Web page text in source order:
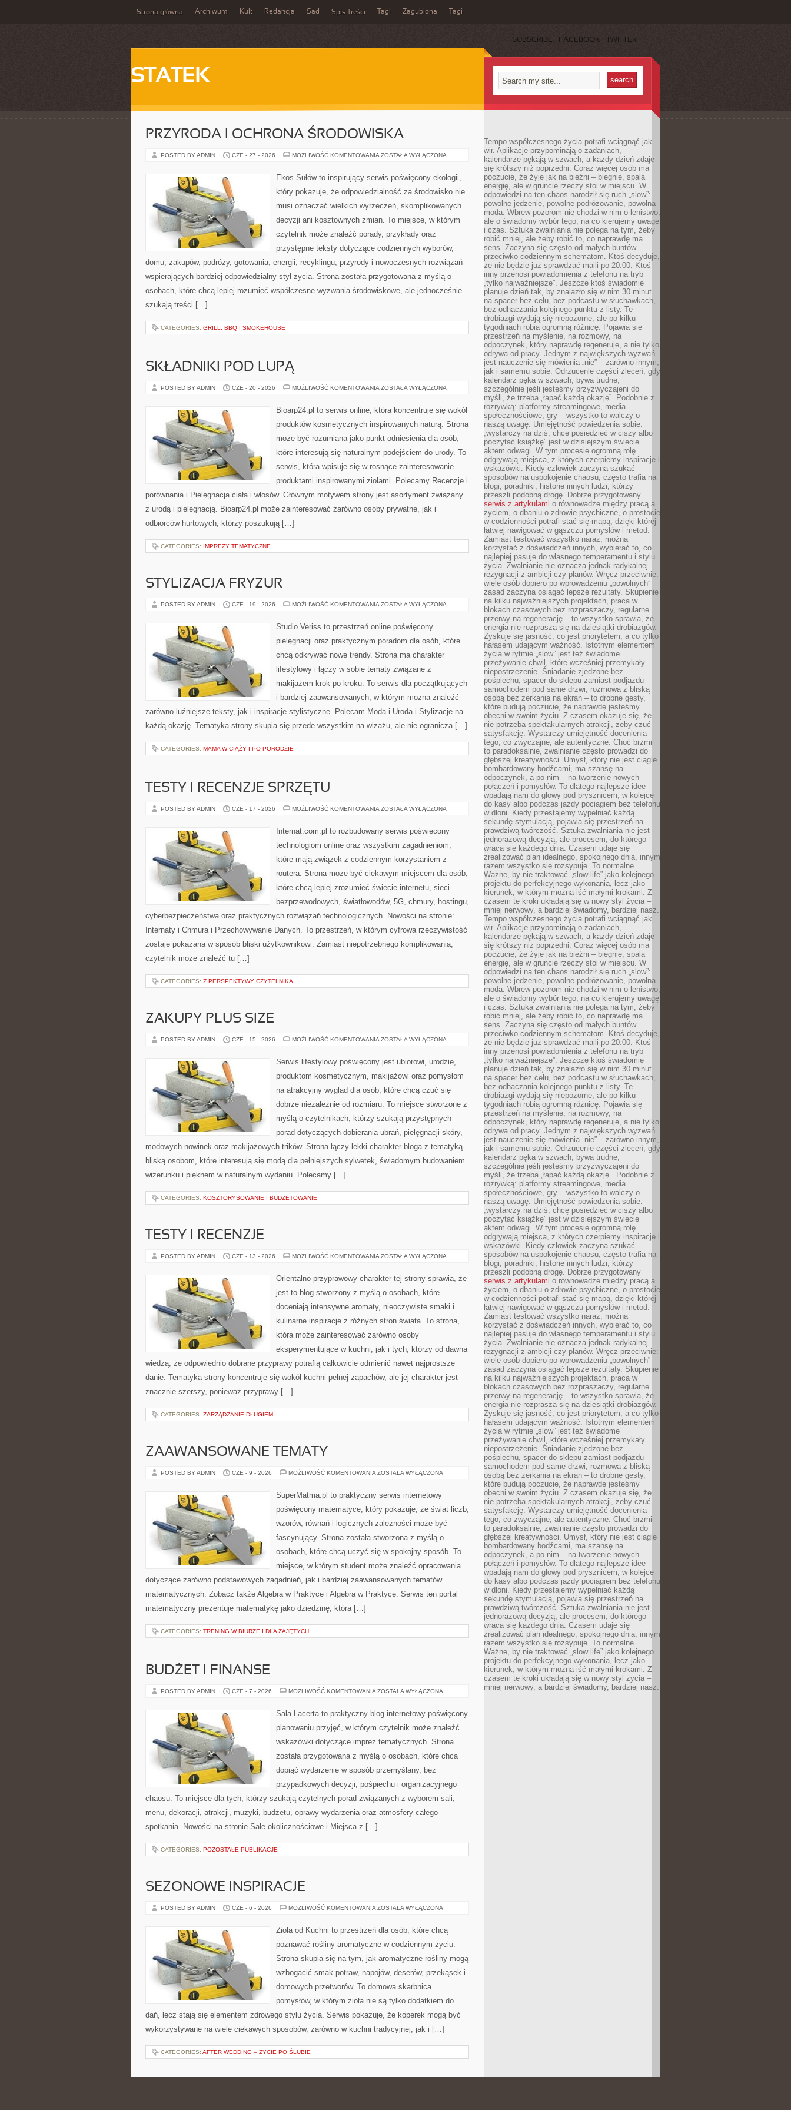
Strona główna Archiwum Kult Redakcja Sad Spis Treści Tagi Zagubiona Tagi
SUBSCRIBE FACEBOOK TWITTER
STATEK
PRZYRODA I OCHRONA ŚRODOWISKA
POSTED BY ADMIN CZE - 27 - 2026 MOŻLIWOŚĆ KOMENTOWANIA PRZYRODA
ŚRODOWISKA
ZOSTAŁA WYŁĄCZONA
Ekos-Sułów to inspirujący serwis poświęcony ekologii,
który pokazuje, że odpowiedzialność za środowisko nie
musi oznaczać wielkich wyrzeczeń, skomplikowanych
decyzji ani kosztownych zmian. To miejsce, w którym
czytelnik może znaleźć porady, przykłady oraz
przystępne teksty dotyczące codziennych wyborów,
domu, zakupów, podróży, gotowania, energii, recyklingu, przyrody i nowoczesnych rozwiązań
wspierających bardziej odpowiedzialny styl życia. Strona została przygotowana z myślą o
osobach, które chcą lepiej rozumieć współczesne wyzwania środowiskowe, ale jednocześnie
szukają treści […]
CATEGORIES: GRILL, BBQ I SMOKEHOUSE
SKŁADNIKI POD LUPĄ
POSTED BY ADMIN CZE - 20 - 2026 MOŻLIWOŚĆ KOMENTOWANIA SKŁADNIKI
ZOSTAŁA WYŁĄCZONA
Bioarp24.pl to serwis online, która koncentruje się wokół
produktów kosmetycznych inspirowanych naturą. Strona
może być rozumiana jako punkt odniesienia dla osób,
które interesują się naturalnym podejściem do urody. To
serwis, która wpisuje się w rosnące zainteresowanie
produktami inspirowanymi ziołami. Polecamy Recenzje i
porównania i Pielęgnacja ciała i włosów. Głównym motywem strony jest asortyment związany
z urodą i pielęgnacją. Bioarp24.pl może zainteresować zarówno osoby prywatne, jak i
odbiorców hurtowych, którzy poszukują […]
CATEGORIES: IMPREZY TEMATYCZNE
STYLIZACJA FRYZUR
POSTED BY ADMIN CZE - 19 - 2026 MOŻLIWOŚĆ KOMENTOWANIA STYLIZACJA
ZOSTAŁA WYŁĄCZONA
Studio Veriss to przestrzeń online poświęcony
pielęgnacji oraz praktycznym poradom dla osób, które
chcą odkrywać nowe trendy. Strona ma charakter
lifestylowy i łączy w sobie tematy związane z
makijażem krok po kroku. To serwis dla początkujących
i bardziej zaawansowanych, w którym można znaleźć
zarówno luźniejsze teksty, jak i inspiracje stylistyczne. Polecam Moda i Uroda i Stylizacje na
każdą okazję. Tematyka strony skupia się przede wszystkim na wizażu, ale nie ogranicza […]
CATEGORIES: MAMA W CIĄŻY I PO PORODZIE
TESTY I RECENZJE SPRZĘTU
POSTED BY ADMIN CZE - 17 - 2026 MOŻLIWOŚĆ KOMENTOWANIA TESTY
SPRZĘTU
ZOSTAŁA WYŁĄCZONA
Internat.com.pl to rozbudowany serwis poświęcony
technologiom online oraz wszystkim zagadnieniom,
które mają związek z codziennym korzystaniem z
routera. Strona może być ciekawym miejscem dla osób,
które chcą lepiej zrozumieć świecie internetu, sieci
bezprzewodowych, światłowodów, 5G, chmury, hostingu,
cyberbezpieczeństwa oraz praktycznych rozwiązań technologicznych. Nowości na stronie:
Internaty i Chmura i Przechowywanie Danych. To przestrzeń, w którym cyfrowa rzeczywistość
zostaje pokazana w sposób bliski użytkownikowi. Zamiast niepotrzebnego komplikowania,
czytelnik może znaleźć tu […]
CATEGORIES: Z PERSPEKTYWY CZYTELNIKA
ZAKUPY PLUS SIZE
POSTED BY ADMIN CZE - 15 - 2026 MOŻLIWOŚĆ KOMENTOWANIA ZAKUPY
ZOSTAŁA WYŁĄCZONA
Serwis lifestylowy poświęcony jest ubiorowi, urodzie,
produktom kosmetycznym, makijażowi oraz pomysłom
na atrakcyjny wygląd dla osób, które chcą czuć się
dobrze niezależnie od rozmiaru. To miejsce stworzone z
myślą o czytelnikach, którzy szukają przystępnych
porad dotyczących dobierania ubrań, pielęgnacji skóry,
modowych nowinek oraz makijażowych trików. Strona łączy lekki charakter bloga z tematyką
bliską osobom, które interesują się modą dla pełniejszych sylwetek, świadomym budowaniem
wizerunku i pięknem w naturalnym wydaniu. Polecamy […]
CATEGORIES: KOSZTORYSOWANIE I BUDŻETOWANIE
TESTY I RECENZJE
POSTED BY ADMIN CZE - 13 - 2026 MOŻLIWOŚĆ KOMENTOWANIA TESTY
ZOSTAŁA WYŁĄCZONA
Orientalno-przyprawowy charakter tej strony sprawia, że
jest to blog stworzony z myślą o osobach, które
doceniają intensywne aromaty, nieoczywiste smaki i
kulinarne inspiracje z różnych stron świata. To strona,
która może zainteresować zarówno osoby
eksperymentujące w kuchni, jak i tych, którzy od dawna
wiedzą, że odpowiednio dobrane przyprawy potrafią całkowicie odmienić nawet najprostsze
danie. Tematyka strony koncentruje się wokół kuchni pełnej zapachów, ale jej charakter jest
znacznie szerszy, ponieważ przyprawy […]
CATEGORIES: ZARZĄDZANIE DŁUGIEM
ZAAWANSOWANE TEMATY
POSTED BY ADMIN CZE - 9 - 2026 MOŻLIWOŚĆ KOMENTOWANIA ZAAWANSOWANE
ZOSTAŁA WYŁĄCZONA
SuperMatma.pl to praktyczny serwis internetowy
poświęcony matematyce, który pokazuje, że świat liczb,
wzorów, równań i logicznych zależności może być
fascynujący. Strona została stworzona z myślą o
osobach, które chcą uczyć się w spokojny sposób. To
miejsce, w którym student może znaleźć opracowania
dotyczące zarówno podstawowych zagadnień, jak i bardziej zaawansowanych tematów
matematycznych. Zobacz także Algebra w Praktyce i Algebra w Praktyce. Serwis ten portal
matematyczny prezentuje matematykę jako dziedzinę, która […]
CATEGORIES: TRENING W BIURZE I DLA ZAJĘTYCH
BUDŻET I FINANSE
POSTED BY ADMIN CZE - 7 - 2026 MOŻLIWOŚĆ KOMENTOWANIA BUDŻET
ZOSTAŁA WYŁĄCZONA
Sala Lacerta to praktyczny blog internetowy poświęcony
planowaniu przyjęć, w którym czytelnik może znaleźć
wskazówki dotyczące imprez tematycznych. Strona
została przygotowana z myślą o osobach, które chcą
dopiąć wydarzenie w sposób przemyślany, bez
przypadkowych decyzji, pośpiechu i organizacyjnego
chaosu. To miejsce dla tych, którzy szukają czytelnych porad związanych z wyborem sali,
menu, dekoracji, atrakcji, muzyki, budżetu, oprawy wydarzenia oraz atmosfery całego
spotkania. Nowości na stronie Sale okolicznościowe i Miejsca z […]
CATEGORIES: POZOSTAŁE PUBLIKACJE
SEZONOWE INSPIRACJE
POSTED BY ADMIN CZE - 6 - 2026 MOŻLIWOŚĆ KOMENTOWANIA SEZONOWE
ZOSTAŁA WYŁĄCZONA
Zioła od Kuchni to przestrzeń dla osób, które chcą
poznawać rośliny aromatyczne w codziennym życiu.
Strona skupia się na tym, jak aromatyczne rośliny mogą
wzbogacić smak potraw, napojów, deserów, przekąsek i
domowych przetworów. To domowa skarbnica
pomysłów, w którym zioła nie są tylko dodatkiem do
dań, lecz stają się elementem zdrowego stylu życia. Serwis pokazuje, że koperek mogą być
wykorzystywane na wiele ciekawych sposobów, zarówno w kuchni tradycyjnej, jak i […]
CATEGORIES: AFTER WEDDING – ŻYCIE PO ŚLUBIE
Tempo współczesnego życia potrafi wciągnąć jak
wir. Aplikacje przypominają o zadaniach,
kalendarze pękają w szwach, a każdy dzień zdaje
się krótszy niż poprzedni. Coraz więcej osób ma
poczucie, że żyje jak na bieżni – biegnie, spala
energię, ale w gruncie rzeczy stoi w miejscu. W
odpowiedzi na ten chaos narodził się ruch „slow”:
powolne jedzenie, powolne podróżowanie, powolna
moda. Wbrew pozorom nie chodzi w nim o lenistwo,
ale o świadomy wybór tego, na co kierujemy uwagę
i czas. Sztuka zwalniania nie polega na tym, żeby
robić mniej, ale żeby robić to, co naprawdę ma
sens. Zaczyna się często od małych buntów
przeciwko codziennym schematom. Ktoś decyduje,
że nie będzie już sprawdzać maili po 20:00. Ktoś
inny przenosi powiadomienia z telefonu na tryb
„tylko najważniejsze”. Jeszcze ktoś świadomie
planuje dzień tak, by znalazło się w nim 30 minut
na spacer bez celu, bez podcastu w słuchawkach,
bez odhaczania kolejnego punktu z listy. Te
drobiazgi wydają się niepozorne, ale po kilku
tygodniach robią ogromną różnicę. Pojawia się
przestrzeń na myślenie, na rozmowy, na
odpoczynek, który naprawdę regeneruje, a nie tylko
odrywa od pracy. Jednym z największych wyzwań
jest nauczenie się mówienia „nie” – zarówno innym,
jak i samemu sobie. Odrzucenie części zleceń, gdy
kalendarz pęka w szwach, bywa trudne,
szczególnie jeśli jesteśmy przyzwyczajeni do
myśli, że trzeba „łapać każdą okazję”. Podobnie z
rozrywką: platformy streamingowe, media
społecznościowe, gry – wszystko to walczy o
naszą uwagę. Umiejętność powiedzenia sobie:
„wystarczy na dziś, chcę posiedzieć w ciszy albo
poczytać książkę” jest w dzisiejszym świecie
aktem odwagi. W tym procesie ogromną rolę
odgrywają miejsca, z których czerpiemy inspiracje i
wskazówki. Kiedy człowiek zaczyna szukać
sposobów na uspokojenie chaosu, często trafia na
blogi, poradniki, historie innych ludzi, którzy
przeszli podobną drogę. Dobrze przygotowany
serwis z artykułami o równowadze między pracą a
życiem, o dbaniu o zdrowie psychiczne, o prostocie
w codzienności potrafi stać się mapą, dzięki której
łatwiej nawigować w gąszczu pomysłów i metod.
Zamiast testować wszystko naraz, można
korzystać z doświadczeń innych, wybierać to, co
najlepiej pasuje do własnego temperamentu i stylu
życia. Zwalnianie nie oznacza jednak radykalnej
rezygnacji z ambicji czy planów. Wręcz przeciwnie:
wiele osób dopiero po wprowadzeniu „powolnych”
zasad zaczyna osiągać lepsze rezultaty. Skupienie
na kilku najważniejszych projektach, praca w
blokach czasowych bez rozpraszaczy, regularne
przerwy na regenerację – to wszystko sprawia, że
energia nie rozprasza się na dziesiątki drobiazgów.
Zyskuje się jasność, co jest priorytetem, a co tylko
hałasem udającym ważność. Istotnym elementem
życia w rytmie „slow” jest też świadome
przeżywanie chwil, które wcześniej przemykały
niepostrzeżenie. Śniadanie zjedzone bez
pośpiechu, spacer do sklepu zamiast podjazdu
samochodem pod same drzwi, rozmowa z bliską
osobą bez zerkania na ekran – to drobne gesty,
które budują poczucie, że naprawdę jesteśmy
obecni w swoim życiu. Z czasem okazuje się, że
nie potrzeba spektakularnych atrakcji, żeby czuć
satysfakcję. Wystarczy umiejętność docenienia
tego, co zwyczajne, ale autentyczne. Choć brzmi
to paradoksalnie, zwalnianie często prowadzi do
głębszej kreatywności. Umysł, który nie jest ciągle
bombardowany bodźcami, ma szansę na
odpoczynek, a po nim – na tworzenie nowych
połączeń i pomysłów. To dlatego najlepsze idee
wpadają nam do głowy pod prysznicem, w kolejce
do kasy albo podczas jazdy pociągiem bez telefonu
w dłoni. Kiedy przestajemy wypełniać każdą
sekundę stymulacją, pojawia się przestrzeń na
prawdziwą twórczość. Sztuka zwalniania nie jest
jednorazową decyzją, ale procesem, do którego
wraca się każdego dnia. Czasem udaje się
zrealizować plan idealnego, spokojnego dnia, innym
razem wszystko się rozsypuje. To normalne.
Ważne, by nie traktować „slow life” jako kolejnego
projektu do perfekcyjnego wykonania, lecz jako
kierunek, w którym można iść małymi krokami. Z
czasem te kroki układają się w nowy styl życia –
mniej nerwowy, a bardziej świadomy, bardziej nasz.
Tempo współczesnego życia potrafi wciągnąć jak
wir. Aplikacje przypominają o zadaniach,
kalendarze pękają w szwach, a każdy dzień zdaje
się krótszy niż poprzedni. Coraz więcej osób ma
poczucie, że żyje jak na bieżni – biegnie, spala
energię, ale w gruncie rzeczy stoi w miejscu. W
odpowiedzi na ten chaos narodził się ruch „slow”:
powolne jedzenie, powolne podróżowanie, powolna
moda. Wbrew pozorom nie chodzi w nim o lenistwo,
ale o świadomy wybór tego, na co kierujemy uwagę
i czas. Sztuka zwalniania nie polega na tym, żeby
robić mniej, ale żeby robić to, co naprawdę ma
sens. Zaczyna się często od małych buntów
przeciwko codziennym schematom. Ktoś decyduje,
że nie będzie już sprawdzać maili po 20:00. Ktoś
inny przenosi powiadomienia z telefonu na tryb
„tylko najważniejsze”. Jeszcze ktoś świadomie
planuje dzień tak, by znalazło się w nim 30 minut
na spacer bez celu, bez podcastu w słuchawkach,
bez odhaczania kolejnego punktu z listy. Te
drobiazgi wydają się niepozorne, ale po kilku
tygodniach robią ogromną różnicę. Pojawia się
przestrzeń na myślenie, na rozmowy, na
odpoczynek, który naprawdę regeneruje, a nie tylko
odrywa od pracy. Jednym z największych wyzwań
jest nauczenie się mówienia „nie” – zarówno innym,
jak i samemu sobie. Odrzucenie części zleceń, gdy
kalendarz pęka w szwach, bywa trudne,
szczególnie jeśli jesteśmy przyzwyczajeni do
myśli, że trzeba „łapać każdą okazję”. Podobnie z
rozrywką: platformy streamingowe, media
społecznościowe, gry – wszystko to walczy o
naszą uwagę. Umiejętność powiedzenia sobie:
„wystarczy na dziś, chcę posiedzieć w ciszy albo
poczytać książkę” jest w dzisiejszym świecie
aktem odwagi. W tym procesie ogromną rolę
odgrywają miejsca, z których czerpiemy inspiracje i
wskazówki. Kiedy człowiek zaczyna szukać
sposobów na uspokojenie chaosu, często trafia na
blogi, poradniki, historie innych ludzi, którzy
przeszli podobną drogę. Dobrze przygotowany
serwis z artykułami o równowadze między pracą a
życiem, o dbaniu o zdrowie psychiczne, o prostocie
w codzienności potrafi stać się mapą, dzięki której
łatwiej nawigować w gąszczu pomysłów i metod.
Zamiast testować wszystko naraz, można
korzystać z doświadczeń innych, wybierać to, co
najlepiej pasuje do własnego temperamentu i stylu
życia. Zwalnianie nie oznacza jednak radykalnej
rezygnacji z ambicji czy planów. Wręcz przeciwnie:
wiele osób dopiero po wprowadzeniu „powolnych”
zasad zaczyna osiągać lepsze rezultaty. Skupienie
na kilku najważniejszych projektach, praca w
blokach czasowych bez rozpraszaczy, regularne
przerwy na regenerację – to wszystko sprawia, że
energia nie rozprasza się na dziesiątki drobiazgów.
Zyskuje się jasność, co jest priorytetem, a co tylko
hałasem udającym ważność. Istotnym elementem
życia w rytmie „slow” jest też świadome
przeżywanie chwil, które wcześniej przemykały
niepostrzeżenie. Śniadanie zjedzone bez
pośpiechu, spacer do sklepu zamiast podjazdu
samochodem pod same drzwi, rozmowa z bliską
osobą bez zerkania na ekran – to drobne gesty,
które budują poczucie, że naprawdę jesteśmy
obecni w swoim życiu. Z czasem okazuje się, że
nie potrzeba spektakularnych atrakcji, żeby czuć
satysfakcję. Wystarczy umiejętność docenienia
tego, co zwyczajne, ale autentyczne. Choć brzmi
to paradoksalnie, zwalnianie często prowadzi do
głębszej kreatywności. Umysł, który nie jest ciągle
bombardowany bodźcami, ma szansę na
odpoczynek, a po nim – na tworzenie nowych
połączeń i pomysłów. To dlatego najlepsze idee
wpadają nam do głowy pod prysznicem, w kolejce
do kasy albo podczas jazdy pociągiem bez telefonu
w dłoni. Kiedy przestajemy wypełniać każdą
sekundę stymulacją, pojawia się przestrzeń na
prawdziwą twórczość. Sztuka zwalniania nie jest
jednorazową decyzją, ale procesem, do którego
wraca się każdego dnia. Czasem udaje się
zrealizować plan idealnego, spokojnego dnia, innym
razem wszystko się rozsypuje. To normalne.
Ważne, by nie traktować „slow life” jako kolejnego
projektu do perfekcyjnego wykonania, lecz jako
kierunek, w którym można iść małymi krokami. Z
czasem te kroki układają się w nowy styl życia –
mniej nerwowy, a bardziej świadomy, bardziej nasz.